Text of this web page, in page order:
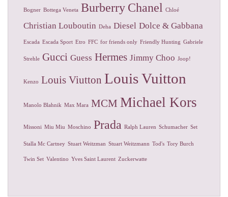
Bogner Bottega Veneta Burberry Chanel Chloé
Christian Louboutin Deha Diesel Dolce & Gabbana
Escada Escada Sport Etro FFC for friends only Friendly Hunting Gabriele
Strehle Gucci Guess Hermes Jimmy Choo Joop!
Kenzo Louis Viutton Louis Vuitton
Manolo Blahnik Max Mara MCM Michael Kors
Missoni Miu Miu Moschino Prada Ralph Lauren Schumacher Set
Stalla Mc Cartney Stuart Weitzman Stuart Weitzmann Tod's Tory Burch
Twin Set Valentino Yves Saint Laurent Zuckerwatte